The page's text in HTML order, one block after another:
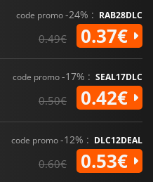
code promo-24% : RAB28DLC
0.49€ 0.37€
code promo-17% : SEAL17DLC
0.50€ 0.42€
code promo-12% : DLC12DEAL
0.60€ 0.53€